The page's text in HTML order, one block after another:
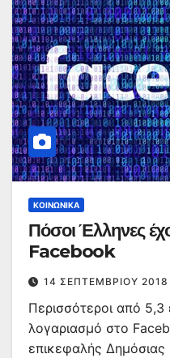
ΚΟΙΝΩΝΙΚΆ
Πόσοι Έλληνες
Facebook
14 ΣΕΠΤΕΜΒΡΊΟΥ 2018
Περισσότεροι από
λογαριασμό στο
επικεφαλής Δημόσιας